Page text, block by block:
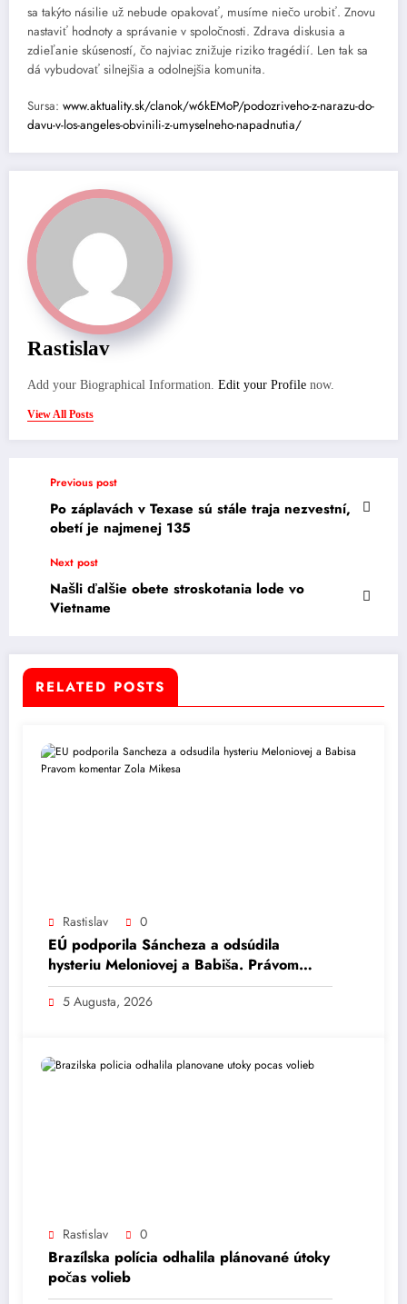
sa takýto násilie už nebude opakovať, musíme niečo urobiť. Znovu
nastaviť hodnoty a správanie v spoločnosti. Zdrava diskusia a
zdieľanie skúseností, čo najviac znižuje riziko tragédií. Len tak sa
dá vybudovať silnejšia a odolnejšia komunita.
Sursa: www.aktuality.sk/clanok/w6kEMoP/podozriveho-z-narazu-do-
davu-v-los-angeles-obvinili-z-umyselneho-napadnutia/
Rastislav
Add your Biographical Information. Edit your Profile now.
View All Posts
Previous post
Po záplavách v Texase sú stále traja nezvestní,
obetí je najmenej 135
Next post
Našli ďalšie obete stroskotania lode vo
Vietname
RELATED POSTS
Rastislav 0
EÚ podporila Sáncheza a odsúdila
hysteriu Meloniovej a Babiša. Právom
(komentár Zola Mikeša)
5 Augusta, 2026
Rastislav 0
Brazílska polícia odhalila plánované útoky
počas volieb